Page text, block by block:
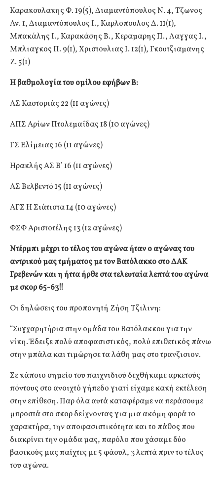
Καρακουλακης Φ. 19(5), Διαμαντόπουλος Ν. 4, Τζωνος
Αν. 1, Διαμαντόπουλος Ι., Καρλοπουλος Δ. 11(1),
Μπακάλης Ι., Καρακάσης Β., Κεραμαρης Π., Λαγγας Ι.,
Μπλιαγκος Π. 9(1), Χριστουλιας Ι. 12(1), Γκουτζιαμανης
Ζ. 5(1)
Η βαθμολογία του ομίλου εφήβων Β:
ΑΣ Καστοριάς 22 (11 αγώνες)
ΑΠΣ Αρίων Πτολεμαΐδας 18 (10 αγώνες)
ΓΣ Ελίμειας 16 (11 αγώνες)
Ηρακλής ΑΣ Β’ 16 (11 αγώνες)
ΑΣ Βελβεντό 15 (11 αγώνες)
ΑΓΣ Η Σιάτιστα 14 (10 αγώνες)
ΦΣΦ Αριστοτέλης 13 (12 αγώνες)
Ντέρμπι μέχρι το τέλος του αγώνα ήταν ο αγώνας του
αντρικού μας τμήματος με τον Βατόλακκο στο ΔΑΚ
Γρεβενών και η ήττα ήρθε στα τελευταία λεπτά του αγώνα
με σκορ 65-63!!
Οι δηλώσεις του προπονητή Ζήση Τζιλινη:
“Συγχαρητήρια στην ομάδα του Βατόλακκου για την
νίκη. Έδειξε πολύ αποφασιστικός, πολύ επιθετικός πάνω
στην μπάλα και τιμώρησε τα λάθη μας στο τρανζισιον.
Σε κάποιο σημείο του παιχνιδιού δεχθήκαμε αρκετούς
πόντους στο ανοιχτό γήπεδο γιατί είχαμε κακή εκτέλεση
στην επίθεση. Παρ όλα αυτά καταφέραμε να περάσουμε
μπροστά στο σκορ δείχνοντας για μια ακόμη φορά το
χαρακτήρα, την αποφασιστικότητα και το πάθος που
διακρίνει την ομάδα μας, παρόλο που χάσαμε δύο
βασικούς μας παίχτες με 5 φάουλ, 3 λεπτά πριν το τέλος
του αγώνα.